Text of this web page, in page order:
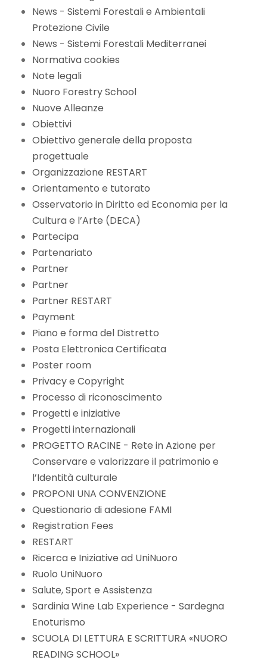
News - Sistemi Forestali e Ambientali
Protezione Civile
News - Sistemi Forestali Mediterranei
Normativa cookies
Note legali
Nuoro Forestry School
Nuove Alleanze
Obiettivi
Obiettivo generale della proposta
progettuale
Organizzazione RESTART
Orientamento e tutorato
Osservatorio in Diritto ed Economia per la
Cultura e l’Arte (DECA)
Partecipa
Partenariato
Partner
Partner
Partner RESTART
Payment
Piano e forma del Distretto
Posta Elettronica Certificata
Poster room
Privacy e Copyright
Processo di riconoscimento
Progetti e iniziative
Progetti internazionali
PROGETTO RACINE - Rete in Azione per
Conservare e valorizzare il patrimonio e
l’Identità culturale
PROPONI UNA CONVENZIONE
Questionario di adesione FAMI
Registration Fees
RESTART
Ricerca e Iniziative ad UniNuoro
Ruolo UniNuoro
Salute, Sport e Assistenza
Sardinia Wine Lab Experience - Sardegna
Enoturismo
SCUOLA DI LETTURA E SCRITTURA «NUORO
READING SCHOOL»